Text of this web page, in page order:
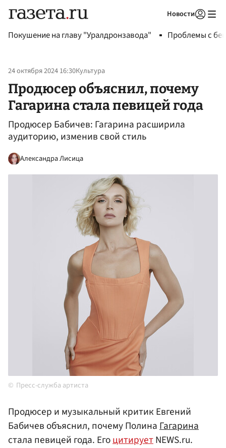
Новости
Покушение на главу "Уралдронзавода" Проблемы с
24 октября 2024 16:30Культура
Продюсер объяснил, почему
Гагарина стала певицей года
Продюсер Бабичев: Гагарина расширила
аудиторию, изменив свой стиль
Александра Лисица
Пресс-служба артиста
Продюсер и музыкальный критик Евгений
Бабичев объяснил, почему ПолинаГагарина
стала певицей года. ЕгоцитируетNEWS.ru.